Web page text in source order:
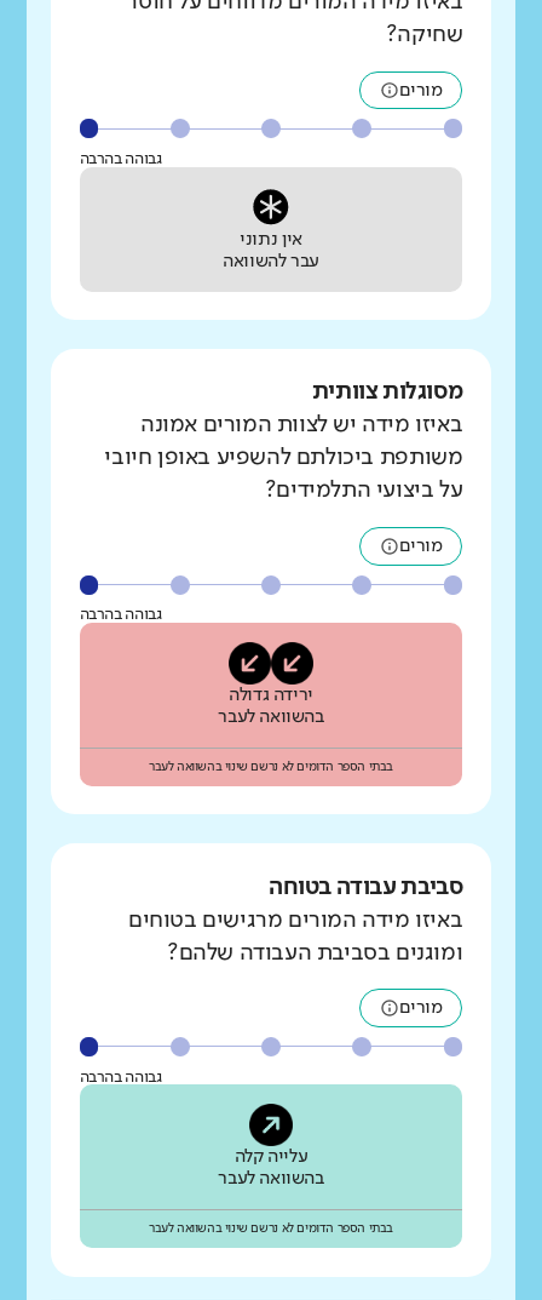
שחיקה?
מורים
גבוהה בהרבה
אין נתוני
עבר להשוואה
מסוגלות צוותית
באיזו מידה יש לצוות המורים אמונה
משותפת ביכולתם להשפיע באופן חיובי
על ביצועי התלמידים?
מורים
גבוהה בהרבה
ירידה גדולה
בהשוואה לעבר
בבתי הספר הדומים לא נרשם שינוי בהשוואה לעבר
סביבת עבודה בטוחה
באיזו מידה המורים מרגישים בטוחים
ומוגנים בסביבת העבודה שלהם?
מורים
גבוהה בהרבה
עלייה קלה
בהשוואה לעבר
בבתי הספר הדומים לא נרשם שינוי בהשוואה לעבר